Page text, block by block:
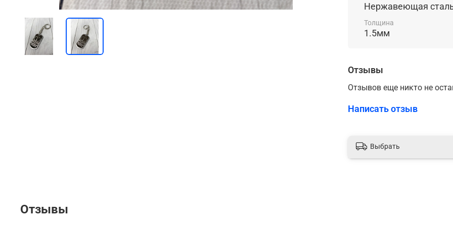
Возможно изготовление
информацией и логотипом.
Нержавеющая
Толщина
1.5мм
Отзывы
Отзывов еще никто не
Написать отзыв
Выбрать
Отзывы